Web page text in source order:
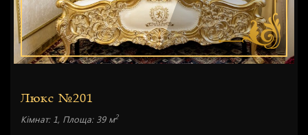
Люкс №201
Кімнат: 1, Площа: 39 м2